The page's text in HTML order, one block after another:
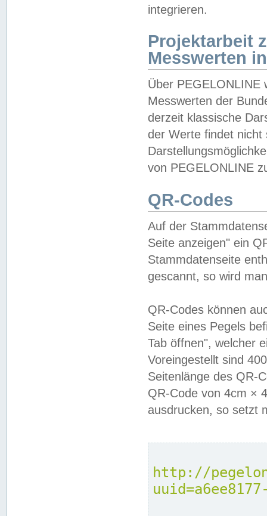
integrieren.
Projektarbeit
Messwerten
Über PEGELONLINE
Messwerten der
derzeit klassische
der Werte findet
von PEGELONLINE
QR-Codes
Auf der
Seite anzeigen" ein
Stammdatenseite
gescannt, so wird
QR-Codes können
Seite eines Pegels
Tab öffnen", welcher
Voreingestellt sind
Seitenlänge des QR-
QR-Code von 4cm ×
ausdrucken, so setzt
http://